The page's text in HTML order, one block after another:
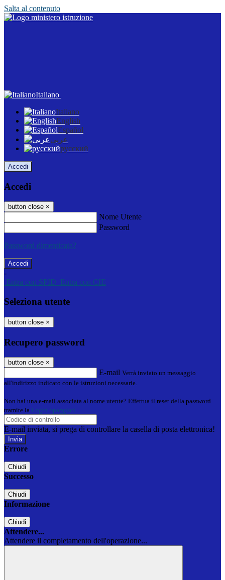
Salta al contenuto
Italiano
Italiano
English
Español
عربى
русский
Accedi
Accedi
button close ×
Nome Utente
Password
Password dimenticata?
-
Entra con SPID Entra con CIE
Seleziona utente
button close ×
Recupero password
button close ×
E-mail Verrà inviato un messaggio
all'indirizzo indicato con le istruzioni necessarie.
Non hai una e-mail associata al nome utente? Effettua il reset della password
tramite la Login Spaggiari
E-mail inviata, si prega di controllare la casella di posta elettronica!
Errore
Chiudi
Successo
Chiudi
Informazione
Chiudi
Attendere...
Attendere il completamento dell'operazione...